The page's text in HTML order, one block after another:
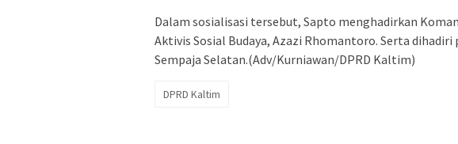
Dalam sosialisasi tersebut, Sapto menghadirkan
Aktivis Sosial Budaya, Azazi Rhomantoro. Serta
Sempaja Selatan.(Adv/Kurniawan/DPRD Kaltim)
DPRD Kaltim